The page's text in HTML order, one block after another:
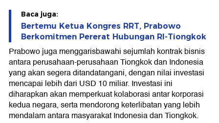
Baca juga:
Bertemu Ketua Kongres RRT, Prabowo
Berkomitmen Pererat Hubungan RI-Tiongkok
Prabowo juga menggarisbawahi sejumlah kontrak bisnis
antara perusahaan-perusahaan Tiongkok dan Indonesia
yang akan segera ditandatangani, dengan nilai investasi
mencapai lebih dari USD 10 miliar. Investasi ini
diharapkan akan memperkuat kolaborasi antar korporasi
kedua negara, serta mendorong keterlibatan yang lebih
mendalam antara masyarakat Indonesia dan Tiongkok.